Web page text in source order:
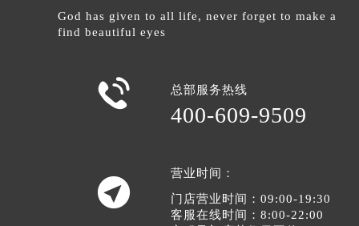
内蒙古自治区巴彦淖尔市临河区新华
内蒙古自治区包头市青山区幸福路甲
内蒙古自治区通辽市科尔沁区明仁
内蒙古自治区乌兰察布市集宁区恩
内蒙古自治区锡林郭勒盟市锡林浩
内蒙古自治区兴安盟市乌兰浩特市
God has given to all life, never forget to make a
find beautiful eyes
 总部服务热线
400-609-9509

营业时间：
门店营业时间：09:00-19:30
客服在线时间：8:00-22:00